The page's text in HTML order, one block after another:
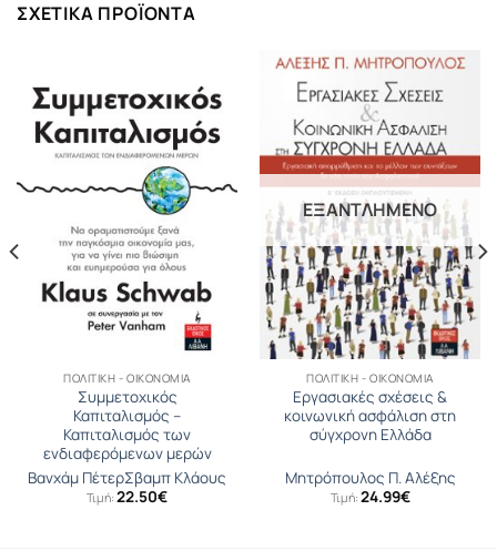
ΣΧΕΤΙΚΆ ΠΡΟΪΌΝΤΑ
ΠΟΛΙΤΙΚΉ - ΟΙΚΟΝΟΜΊΑ
Συμμετοχικός
Καπιταλισμός –
Καπιταλισμός των
ενδιαφερόμενων μερών
Βανχάμ ΠέτερΣβαµπ Κλάους
Τιμή: 22.50€
ΕΞΑΝΤΛΗΜΈΝΟ
ΠΟΛΙΤΙΚΉ - ΟΙΚΟΝΟΜΊΑ
Εργασιακές σχέσεις &
κοινωνική ασφάλιση στη
σύγχρονη Ελλάδα
Μητρόπουλος Π. Αλέξης
Τιμή: 24.99€